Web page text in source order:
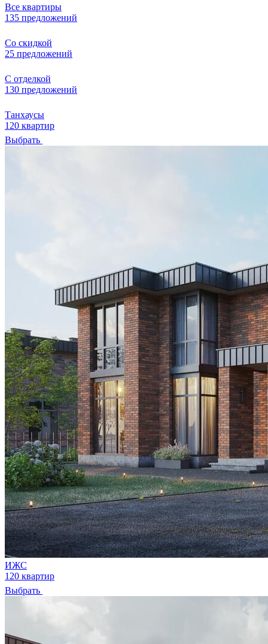
Все квартиры
135 предложений
Со скидкой
25 предложений
С отделкой
130 предложений
Танхаусы
120 квартир
Выбрать
ИЖС
120 квартир
Выбрать